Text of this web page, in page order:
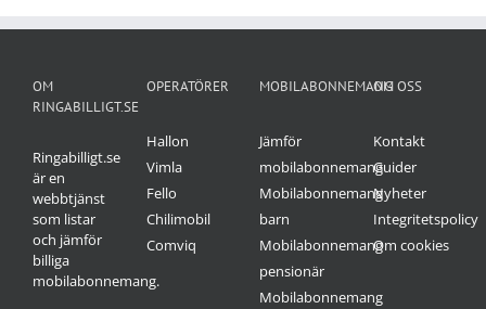
OM
RINGABILLIGT.SE
Ringabilligt.se
är en
webbtjänst
som listar
och jämför
billiga
mobilabonnemang.
OPERATÖRER
Hallon
Vimla
Fello
Chilimobil
Comviq
MOBILABONNEMANG
Jämför
mobilabonnemang
Mobilabonnemang
barn
Mobilabonnemang
pensionär
Mobilabonnemang
OM OSS
Kontakt
Guider
Nyheter
Integritetspolicy
Om cookies